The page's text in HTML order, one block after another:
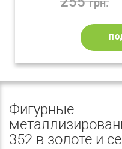
Фигурные
352 в золоте и